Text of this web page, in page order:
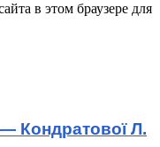
в этом браузере для
Кондратової Л.